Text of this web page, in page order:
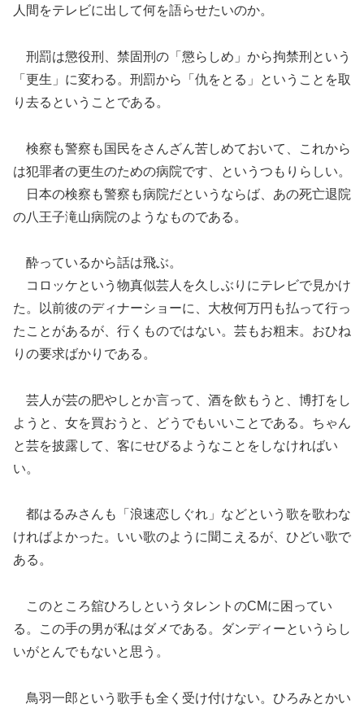
人間をテレビに出して何を語らせたいのか。
刑罰は懲役刑、禁固刑の「懲らしめ」から拘禁刑という
「更生」に変わる。刑罰から「仇をとる」ということを取
り去るということである。
検察も警察も国民をさんざん苦しめておいて、これから
は犯罪者の更生のための病院です、というつもりらしい。
日本の検察も警察も病院だというならば、あの死亡退院
の八王子滝山病院のようなものである。
酔っているから話は飛ぶ。
コロッケという物真似芸人を久しぶりにテレビで見かけ
た。以前彼のディナーショーに、大枚何万円も払って行っ
たことがあるが、行くものではない。芸もお粗末。おひね
りの要求ばかりである。
芸人が芸の肥やしとか言って、酒を飲もうと、博打をし
ようと、女を買おうと、どうでもいいことである。ちゃん
と芸を披露して、客にせびるようなことをしなければい
い。
都はるみさんも「浪速恋しぐれ」などという歌を歌わな
ければよかった。いい歌のように聞こえるが、ひどい歌で
ある。
このところ舘ひろしというタレントのCMに困ってい
る。この手の男が私はダメである。ダンディーというらし
いがとんでもないと思う。
鳥羽一郎という歌手も全く受け付けない。ひろみとかい